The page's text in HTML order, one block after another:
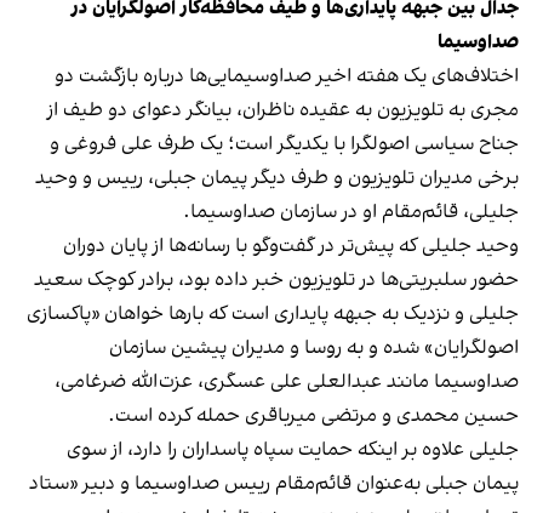
جدال بین جبهه پایداری‌ها و طیف محافظه‌کار اصولگرایان در
صداوسیما
اختلاف‌های یک هفته اخیر صداوسیمایی‌ها درباره بازگشت دو
مجری به تلویزیون به عقیده ناظران، بیانگر دعوای دو طیف از
جناح سیاسی اصولگرا با یکدیگر است؛ یک طرف علی فروغی و
برخی مدیران تلویزیون و طرف دیگر پیمان جبلی، رییس و وحید
جلیلی، قائم‌مقام او در سازمان صداوسیما.
وحید جلیلی که پیش‌تر در گفت‌وگو با رسانه‌ها از پایان دوران
حضور سلبریتی‌ها در تلویزیون خبر داده بود، برادر کوچک سعید
جلیلی و نزدیک به جبهه پایداری است که بارها خواهان «پاکسازی
اصولگرایان» شده و به روسا و مدیران پیشین سازمان
صداوسیما مانند عبدالعلی علی عسگری، عزت‌الله ضرغامی،
حسین محمدی و مرتضی میرباقری حمله کرده است.
جلیلی علاوه بر اینکه حمایت سپاه پاسداران را دارد، از سوی
پیمان جبلی به‌عنوان قائم‌مقام رییس صداوسیما و دبیر «ستاد